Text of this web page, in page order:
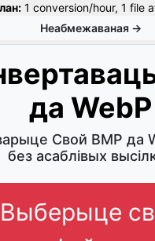
1 conversion/hour, 1 file
Неабмежаваная →
да WebP
Свой BMP да
без асаблівых
Выберыце